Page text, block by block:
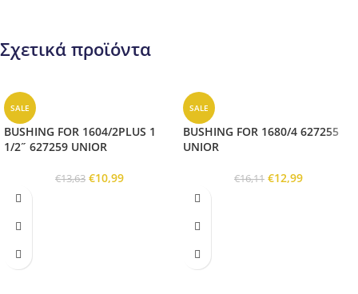
Σχετικά προϊόντα
SALE
BUSHING FOR 1604/2PLUS 1
1/2˝ 627259 UNIOR
€13,63 €10,99
SALE
BUSHING FOR 1680/4 627255
UNIOR
€16,11 €12,99